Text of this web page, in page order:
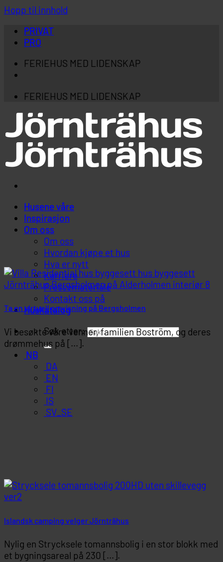
Hopp til innhold
PRIVAT
PRO
FERIEHUS MED LIDENSKAP
FERIEHUS MED LIDENSKAP
Husene våre
Inspirasjon
Om oss
Om oss
Hvordan kjøpe et hus
Hva er nytt
Karriere
Pressemateriale
Kontakt oss på
Huskatalog
Søk etter:
NB
DA
EN
FI
IS
SV_SE
Ta en virtuell omvisning på Bergsholmen
Vi besøkte våre venner, familien Boström, og deres
drømmehus på [...].
Islandsk camping velger Jörnträhus
Nylig en Strycksele tomannsbolig i en stor blokk med
et bygningsareal på 230 [...].